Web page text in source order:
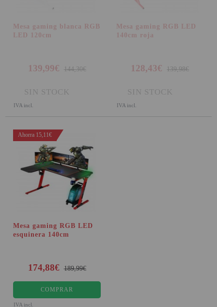
Mesa gaming blanca RGB
LED 120cm
139,99€ 144,30€
SIN STOCK
IVA incl.
Mesa gaming RGB LED
140cm roja
128,43€ 139,98€
SIN STOCK
IVA incl.
Ahorra 15,11€
Mesa gaming RGB LED
esquinera 140cm
174,88€ 189,99€
COMPRAR
IVA incl.